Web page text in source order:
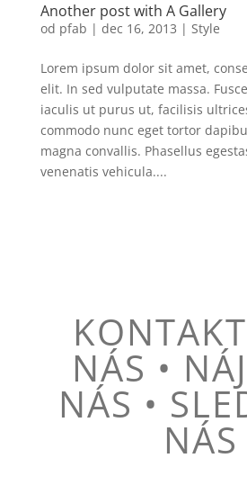
Another post with A Gallery
od pfab | dec 16, 2013 | Style
Lorem ipsum dolor sit amet,
elit. In sed vulputate massa.
iaculis ut purus ut, facilisis
commodo nunc eget tortor
magna convallis. Phasellus
venenatis vehicula....
NÁS •
NÁS •
NÁS